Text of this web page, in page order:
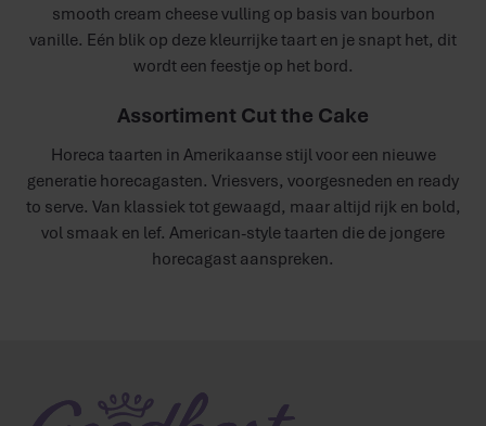
smooth cream cheese vulling op basis van bourbon
vanille. Eén blik op deze kleurrijke taart en je snapt het, dit
wordt een feestje op het bord.
Assortiment Cut the Cake
Horeca taarten in Amerikaanse stijl voor een nieuwe
generatie horecagasten. Vriesvers, voorgesneden en ready
to serve. Van klassiek tot gewaagd, maar altijd rijk en bold,
vol smaak en lef. American-style taarten die de jongere
horecagast aanspreken.